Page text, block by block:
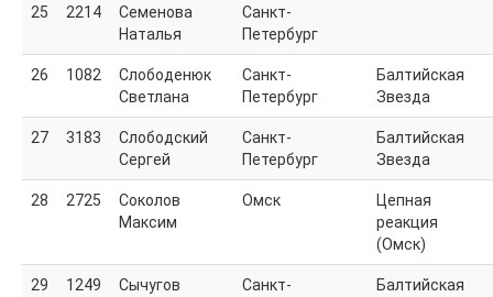
Анонс
1200 км
Результаты
Фотоальбом
25 2214
Семенова
Наталья
Санкт-
Петербург
26 1082
Слободенюк
Светлана
Санкт-
Петербург
Балтийская
Звезда
27 3183
Слободский
Сергей
Санкт-
Петербург
Балтийская
Звезда
28 2725
Соколов
Максим
Омск
Цепная
реакция
(Омск)
29 1249
Сычугов
Санкт-
Балтийская